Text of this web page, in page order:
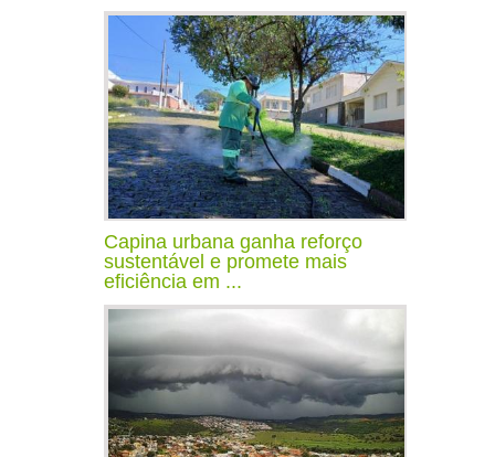
Capina urbana ganha reforço
sustentável e promete mais
eficiência em ...